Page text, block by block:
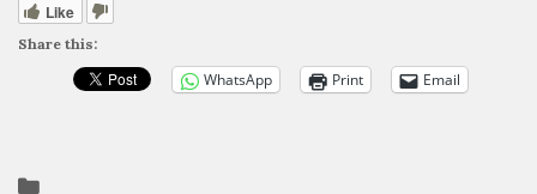
Like
Share this:
WhatsApp Print Email